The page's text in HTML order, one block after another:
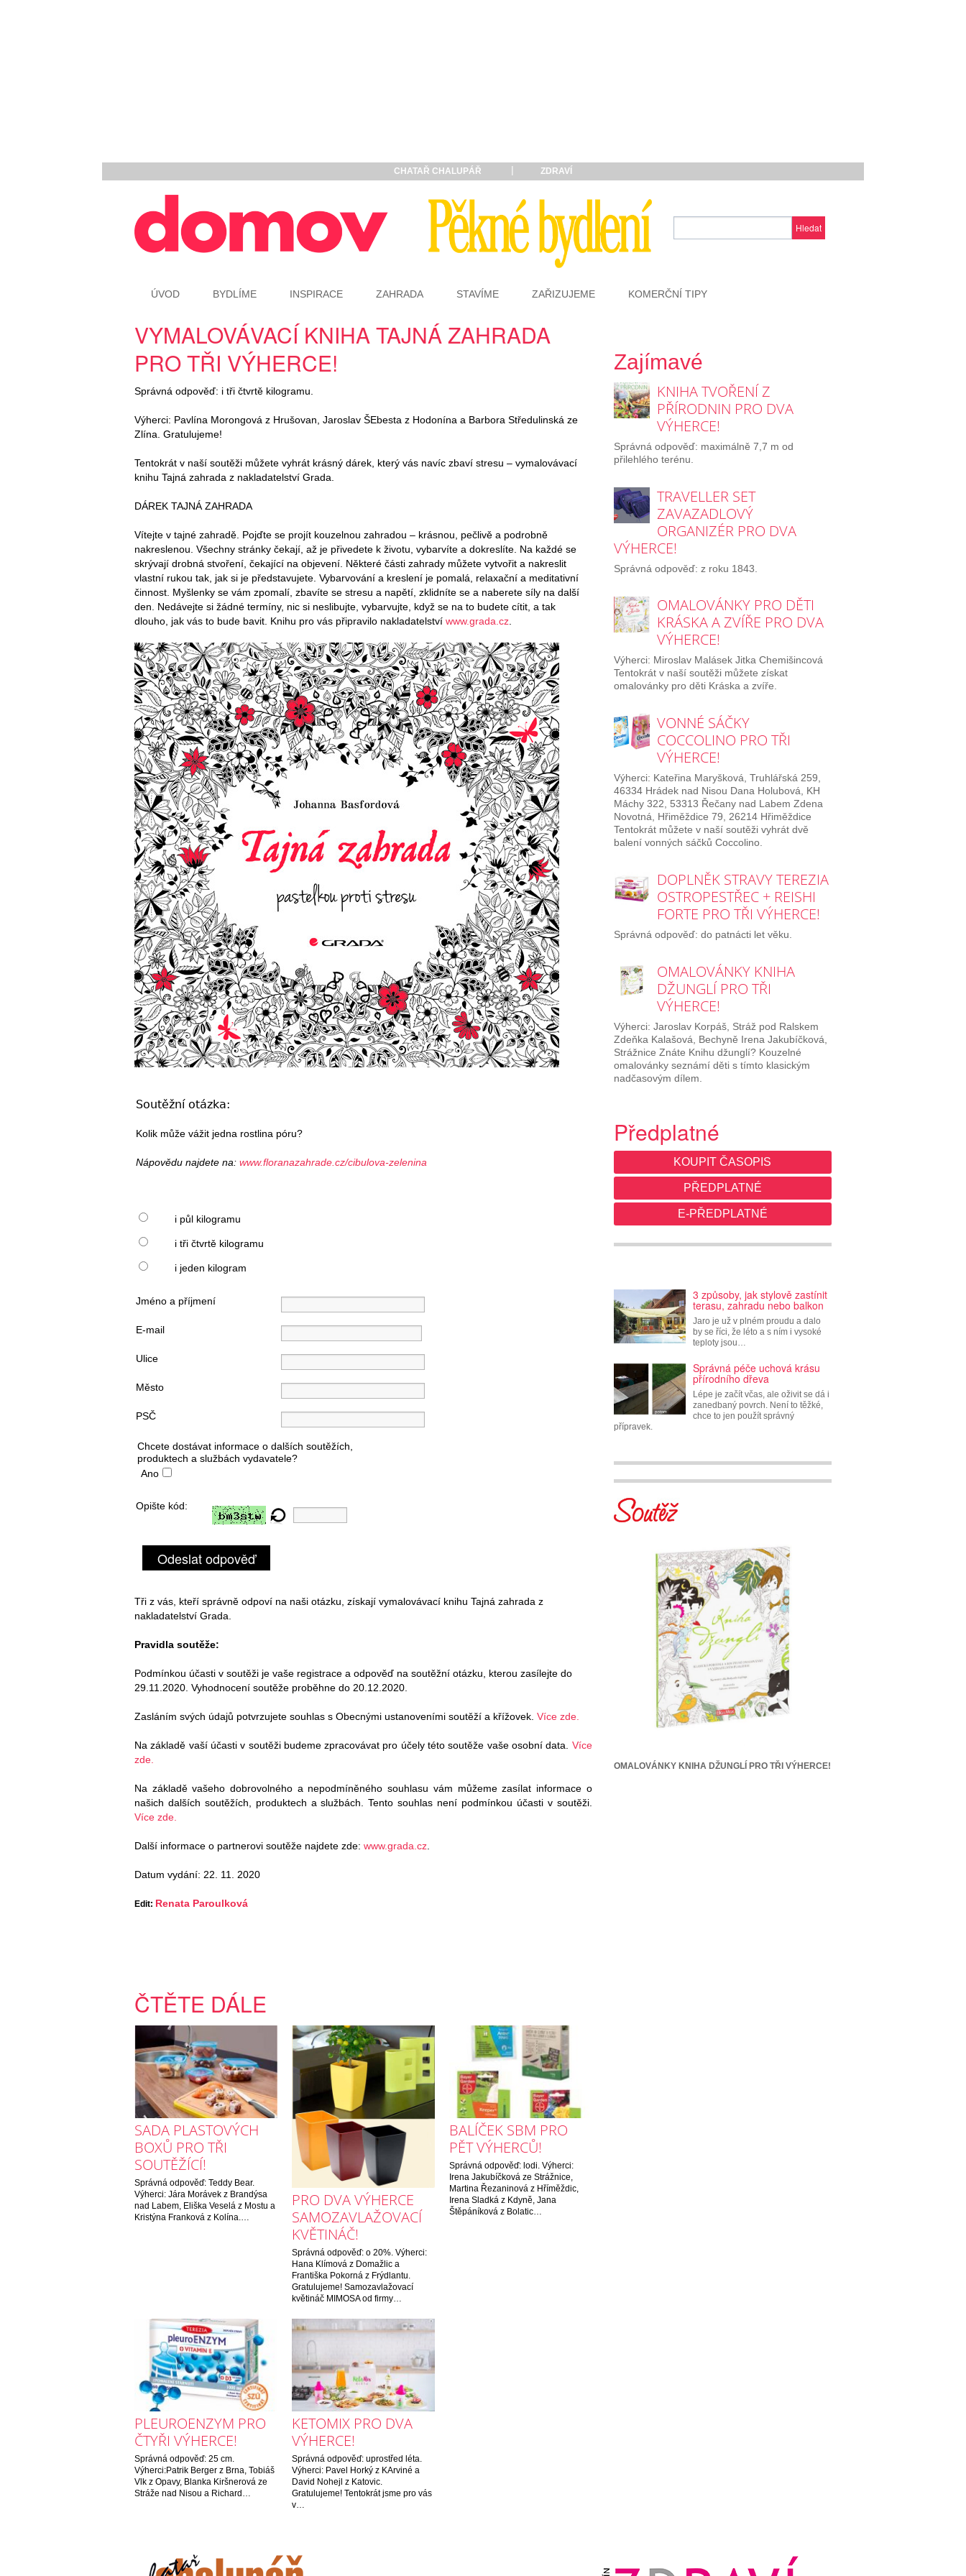
CHATAŘ CHALUPÁŘ ZDRAVÍ
Hledat
ÚVOD BYDLÍME INSPIRACE ZAHRADA STAVÍME ZAŘIZUJEME KOMERČNÍ TIPY
VYMALOVÁVACÍ KNIHA TAJNÁ ZAHRADA
PRO TŘI VÝHERCE!
Správná odpověď: i tři čtvrtě kilogramu.
Výherci: Pavlína Morongová z Hrušovan, Jaroslav ŠEbesta z Hodonína a Barbora Středulinská ze
Zlína. Gratulujeme!
Tentokrát v naší soutěži můžete vyhrát krásný dárek, který vás navíc zbaví stresu – vymalovávací
knihu Tajná zahrada z nakladatelství Grada.
DÁREK TAJNÁ ZAHRADA
Vítejte v tajné zahradě. Pojďte se projít kouzelnou zahradou – krásnou, pečlivě a podrobně
nakreslenou. Všechny stránky čekají, až je přivedete k životu, vybarvíte a dokreslíte. Na každé se
skrývají drobná stvoření, čekající na objevení. Některé části zahrady můžete vytvořit a nakreslit
vlastní rukou tak, jak si je představujete. Vybarvování a kreslení je pomalá, relaxační a meditativní
činnost. Myšlenky se vám zpomalí, zbavíte se stresu a napětí, zklidníte se a naberete síly na další
den. Nedávejte si žádné termíny, nic si neslibujte, vybarvujte, když se na to budete cítit, a tak
dlouho, jak vás to bude bavit. Knihu pro vás připravilo nakladatelství www.grada.cz
Soutěžní otázka:
Kolik může vážit jedna rostlina póru?
Nápovědu najdete na: www.floranazahrade.cz/cibulova-zelenina
i půl kilogramu
i tři čtvrtě kilogramu
i jeden kilogram
Jméno a příjmení
E-mail
Ulice
Město
PSČ
Chcete dostávat informace o dalších soutěžích,
produktech a službách vydavatele?
Ano
Opište kód:
Odeslat odpověď
Tři z vás, kteří správně odpoví na naši otázku, získají vymalovávací knihu Tajná zahrada z
nakladatelství Grada.
Pravidla soutěže:
Podmínkou účasti v soutěži je vaše registrace a odpověď na soutěžní otázku, kterou zasílejte do
29.11.2020. Vyhodnocení soutěže proběhne do 20.12.2020.
Zasláním svých údajů potvrzujete souhlas s Obecnými ustanoveními soutěží a křížovek. Více zde.
Na základě vaší účasti v soutěži budeme zpracovávat pro účely této soutěže vaše osobní data. Více
zde.
Na základě vašeho dobrovolného a nepodmíněného souhlasu vám můžeme zasílat informace o
našich dalších soutěžích, produktech a službách. Tento souhlas není podmínkou účasti v soutěži.
Více zde.
Další informace o partnerovi soutěže najdete zde: www.grada.cz
Datum vydání: 22. 11. 2020
Edit: Renata Paroulková
Zajímavé
KNIHA TVOŘENÍ Z
PŘÍRODNIN PRO DVA
VÝHERCE!
Správná odpověď: maximálně 7,7 m od
přilehlého terénu.
TRAVELLER SET
ZAVAZADLOVÝ
ORGANIZÉR PRO DVA
VÝHERCE!
Správná odpověď: z roku 1843.
OMALOVÁNKY PRO DĚTI
KRÁSKA A ZVÍŘE PRO DVA
VÝHERCE!
Výherci: Miroslav Malásek Jitka Chemišincová
Tentokrát v naší soutěži můžete získat
omalovánky pro děti Kráska a zvíře.
VONNÉ SÁČKY
COCCOLINO PRO TŘI
VÝHERCE!
Výherci: Kateřina Maryšková, Truhlářská 259,
46334 Hrádek nad Nisou Dana Holubová, KH
Máchy 322, 53313 Řečany nad Labem Zdena
Novotná, Hřiměždice 79, 26214 Hřiměždice
Tentokrát můžete v naší soutěži vyhrát dvě
balení vonných sáčků Coccolino.
DOPLNĚK STRAVY TEREZIA
OSTROPESTŘEC + REISHI
FORTE PRO TŘI VÝHERCE!
Správná odpověď: do patnácti let věku.
OMALOVÁNKY KNIHA
DŽUNGLÍ PRO TŘI
VÝHERCE!
Výherci: Jaroslav Korpáš, Stráž pod Ralskem
Zdeňka Kalašová, Bechyně Irena Jakubíčková,
Strážnice Znáte Knihu džunglí? Kouzelné
omalovánky seznámí děti s tímto klasickým
nadčasovým dílem.
Předplatné
KOUPIT ČASOPIS
PŘEDPLATNÉ
E-PŘEDPLATNÉ
3 způsoby, jak stylově zastínit
terasu, zahradu nebo balkon
Jaro je už v plném proudu a dalo
by se říci, že léto a s ním i vysoké
teploty jsou…
Správná péče uchová krásu
přírodního dřeva
Lépe je začít včas, ale oživit se dá i
zanedbaný povrch. Není to těžké,
chce to jen použít správný
přípravek.
OMALOVÁNKY KNIHA DŽUNGLÍ PRO TŘI VÝHERCE!
ČTĚTE DÁLE
SADA PLASTOVÝCH
BOXŮ PRO TŘI
SOUTĚŽÍCÍ!
Správná odpověď: Teddy Bear.
Výherci: Jára Morávek z Brandýsa
nad Labem, Eliška Veselá z Mostu a
Kristýna Franková z Kolína.…
PRO DVA VÝHERCE
SAMOZAVLAŽOVACÍ
KVĚTINÁČ!
Správná odpověď: o 20%. Výherci:
Hana Klímová z Domažlic a
Františka Pokorná z Frýdlantu.
Gratulujeme! Samozavlažovací
květináč MIMOSA od firmy…
BALÍČEK SBM PRO
PĚT VÝHERCŮ!
Správná odpověď: lodi. Výherci:
Irena Jakubíčková ze Strážnice,
Martina Řezaninová z Hříměždic,
Irena Sladká z Kdyně, Jana
Štěpáníková z Bolatic…
PLEUROENZYM PRO
ČTYŘI VÝHERCE!
Správná odpověď: 25 cm.
Výherci:Patrik Berger z Brna, Tobiáš
Vlk z Opavy, Blanka Kiršnerová ze
Stráže nad Nisou a Richard…
KETOMIX PRO DVA
VÝHERCE!
Správná odpověď: uprostřed léta.
Výherci: Pavel Horký z KArviné a
David Nohejl z Katovic.
Gratulujeme! Tentokrát jsme pro vás
v…